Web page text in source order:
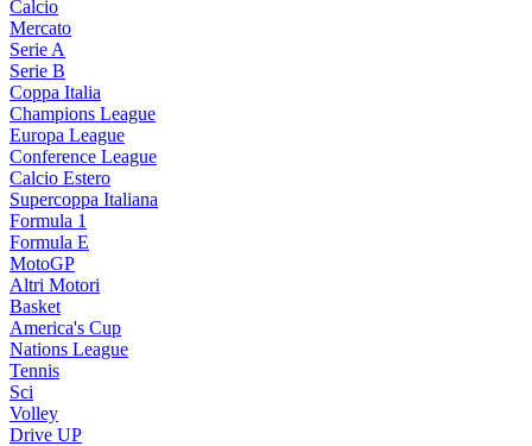
Calcio
Mercato
Serie A
Serie B
Coppa Italia
Champions League
Europa League
Conference League
Calcio Estero
Supercoppa Italiana
Formula 1
Formula E
MotoGP
Altri Motori
Basket
America's Cup
Nations League
Tennis
Sci
Volley
Drive UP